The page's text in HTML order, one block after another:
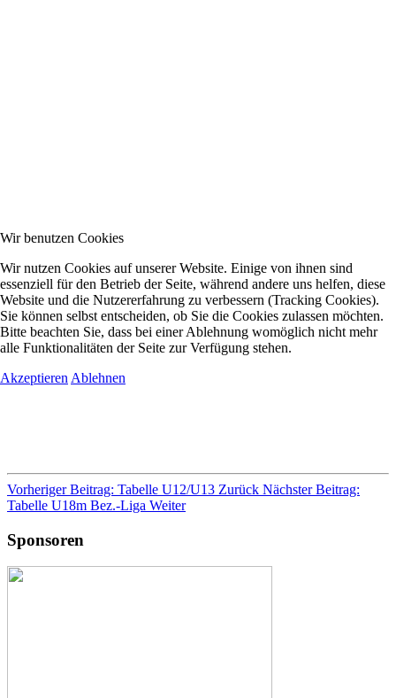
Vorheriger Beitrag: Tabelle U12/U13 Zurück Nächster Beitrag:
Tabelle U18m Bez.-Liga Weiter
Sponsoren
Wir benutzen Cookies
Wir nutzen Cookies auf unserer Website. Einige von ihnen sind
essenziell für den Betrieb der Seite, während andere uns helfen, diese
Website und die Nutzererfahrung zu verbessern (Tracking Cookies).
Sie können selbst entscheiden, ob Sie die Cookies zulassen möchten.
Bitte beachten Sie, dass bei einer Ablehnung womöglich nicht mehr
alle Funktionalitäten der Seite zur Verfügung stehen.
Akzeptieren Ablehnen